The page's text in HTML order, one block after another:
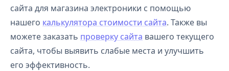
сайта для магазина электроники с помощью
нашего калькулятора стоимости сайта. Также вы
можете заказать проверку сайта вашего текущего
сайта, чтобы выявить слабые места и улучшить
его эффективность.